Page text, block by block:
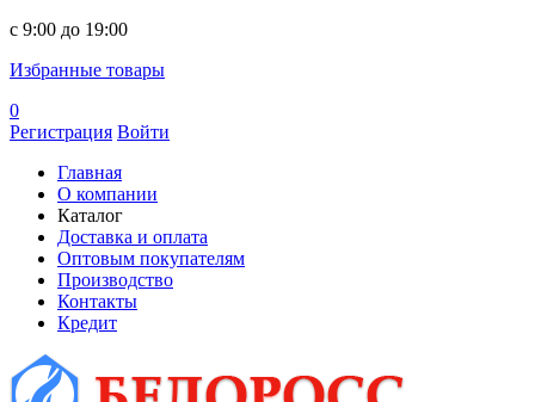
c 9:00 до 19:00
Избранные товары
0
Регистрация Войти
Главная
О компании
Каталог
Доставка и оплата
Оптовым покупателям
Производство
Контакты
Кредит